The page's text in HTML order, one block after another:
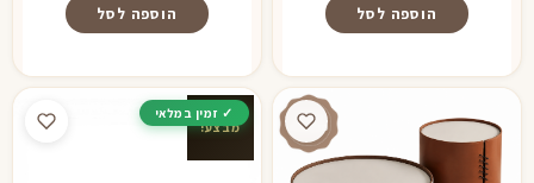
הוספה לסל הוספה לסל
מבצע!